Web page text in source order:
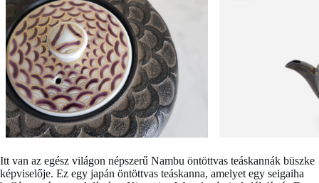
Itt van az egész világon népszerű Nambu öntöttvas teáskannák büszke
képviselője. Ez egy japán öntöttvas teáskanna, amelyet egy seigaiha